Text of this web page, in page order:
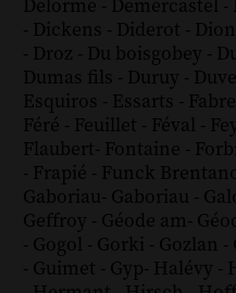
Delorme - Demercastel -
- Dickens - Diderot -
- Droz - Du boisgobey -
Dumas fils - Duruy -
Esquiros - Essarts - Fabre
Féré - Feuillet - Féval -
Flaubert- Fontaine -
- Frapié - Funck
Gaboriau- Gaboriau -
Geffroy - Géode am-
- Gogol - Gorki - Gozlan -
- Guimet - Gyp- Halévy -